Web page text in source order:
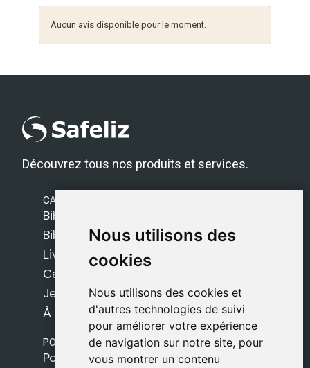
Nous utilisons des
cookies
Nous utilisons des cookies et
d'autres technologies de suivi
pour améliorer votre expérience
de navigation sur notre site, pour
vous montrer un contenu
Nous utilisons des
cookies
Nous utilisons des cookies et
d'autres technologies de suivi
pour améliorer votre expérience
de navigation sur notre site, pour
vous montrer un contenu
Aucun avis disponible pour le moment.
Découvrez tous nos produits et services.
CATÉGORIES
Bibles Safeliz
Bibles
Livres
Cadeaux
Jeux
À propos de nous
POLITIQUES
Politique de livraison